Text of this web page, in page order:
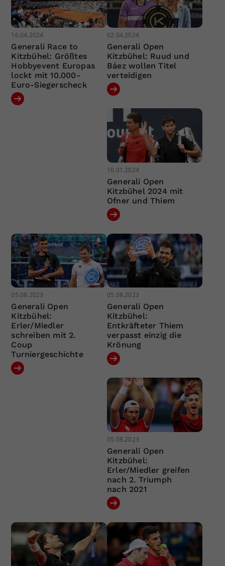
16.04.2024
Generali Race to
Kitzbühel: Größtes
Hobbyevent Europas
lockt mit 10.000-
Euro-Siegerscheck
02.04.2024
Generali Open
Kitzbühel: Ruud und
Báez wollen Titel
verteidigen
10.01.2024
Generali Open
Kitzbühel 2024 mit
Ofner und Thiem
05.08.2023
Generali Open
Kitzbühel:
Erler/Miedler
schreiben mit 2.
Coup
Turniergeschichte
05.08.2023
Generali Open
Kitzbühel:
Entkräfteter Thiem
verpasst einzig die
Krönung
05.08.2023
Generali Open
Kitzbühel:
Erler/Miedler greifen
nach 2. Triumph
nach 2021